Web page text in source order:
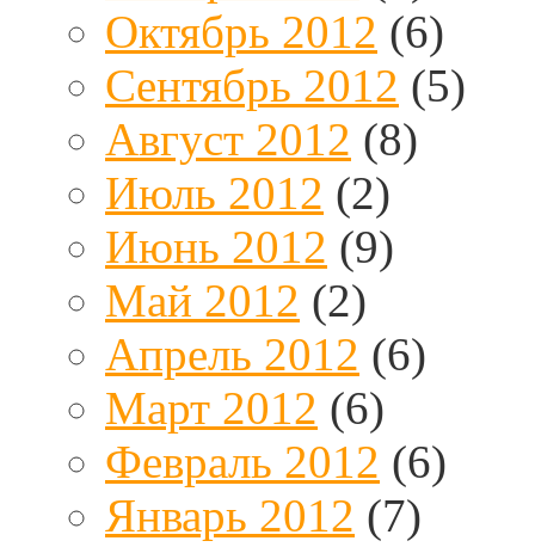
Октябрь 2012 (6)
Сентябрь 2012 (5)
Август 2012 (8)
Июль 2012 (2)
Июнь 2012 (9)
Май 2012 (2)
Апрель 2012 (6)
Март 2012 (6)
Февраль 2012 (6)
Январь 2012 (7)